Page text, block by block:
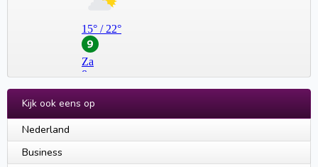
Kijk ook eens op
Nederland
Business